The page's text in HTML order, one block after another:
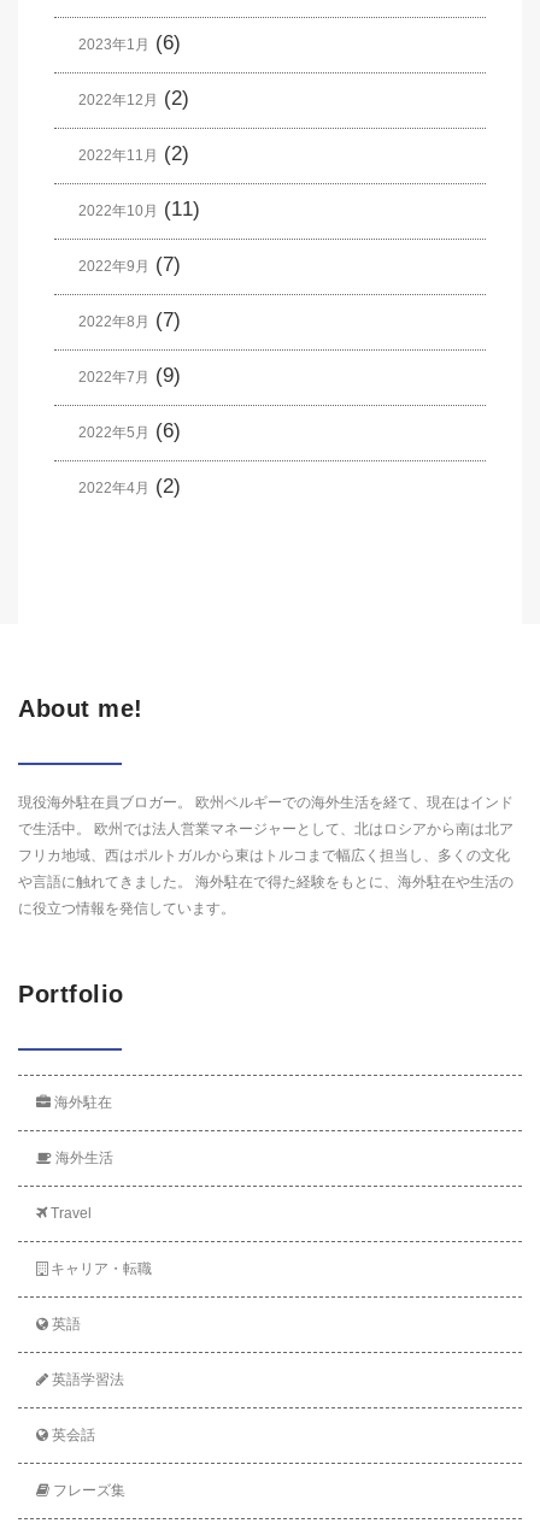
2023年1月 (6)
2022年12月 (2)
2022年11月 (2)
2022年10月 (11)
2022年9月 (7)
2022年8月 (7)
2022年7月 (9)
2022年5月 (6)
2022年4月 (2)
About me!
現役海外駐在員ブロガー。 欧州ベルギーでの海外生活を経て、現在はインド
で生活中。 欧州では法人営業マネージャーとして、北はロシアから南は北ア
フリカ地域、西はポルトガルから東はトルコまで幅広く担当し、多くの文化
や言語に触れてきました。 海外駐在で得た経験をもとに、海外駐在や生活の
に役立つ情報を発信しています。
Portfolio
海外駐在
海外生活
Travel
キャリア・転職
英語
英語学習法
英会話
フレーズ集